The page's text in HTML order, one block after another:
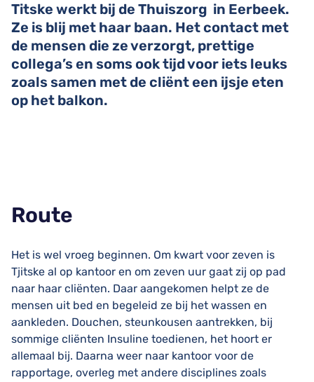
Titske werkt bij de Thuiszorg in Eerbeek.
Ze is blij met haar baan. Het contact met
de mensen die ze verzorgt, prettige
collega’s en soms ook tijd voor iets leuks
zoals samen met de cliënt een ijsje eten
op het balkon.
Route
Het is wel vroeg beginnen. Om kwart voor zeven is
Tjitske al op kantoor en om zeven uur gaat zij op pad
naar haar cliënten. Daar aangekomen helpt ze de
mensen uit bed en begeleid ze bij het wassen en
aankleden. Douchen, steunkousen aantrekken, bij
sommige cliënten Insuline toedienen, het hoort er
allemaal bij. Daarna weer naar kantoor voor de
rapportage, overleg met andere disciplines zoals